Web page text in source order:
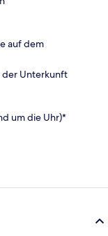
auf dem
der Unterkunft
um die Uhr)*